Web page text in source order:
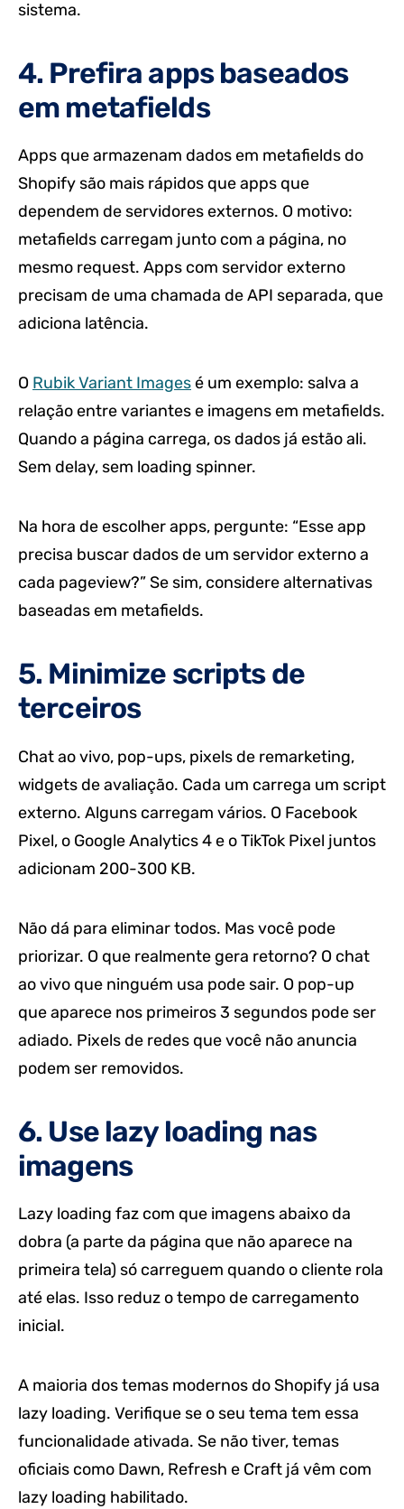
sistema.
4. Prefira apps baseados
em metafields
Apps que armazenam dados em metafields do
Shopify são mais rápidos que apps que
dependem de servidores externos. O motivo:
metafields carregam junto com a página, no
mesmo request. Apps com servidor externo
precisam de uma chamada de API separada, que
adiciona latência.
O Rubik Variant Imagesé um exemplo: salva a
relação entre variantes e imagens em metafields.
Quando a página carrega, os dados já estão ali.
Sem delay, sem loading spinner.
Na hora de escolher apps, pergunte: “Esse app
precisa buscar dados de um servidor externo a
cada pageview?” Se sim, considere alternativas
baseadas em metafields.
5. Minimize scripts de
terceiros
Chat ao vivo, pop-ups, pixels de remarketing,
widgets de avaliação. Cada um carrega um script
externo. Alguns carregam vários. O Facebook
Pixel, o Google Analytics 4 e o TikTok Pixel juntos
adicionam 200-300 KB.
Não dá para eliminar todos. Mas você pode
priorizar. O que realmente gera retorno? O chat
ao vivo que ninguém usa pode sair. O pop-up
que aparece nos primeiros 3 segundos pode ser
adiado. Pixels de redes que você não anuncia
podem ser removidos.
6. Use lazy loading nas
imagens
Lazy loading faz com que imagens abaixo da
dobra (a parte da página que não aparece na
primeira tela) só carreguem quando o cliente rola
até elas. Isso reduz o tempo de carregamento
inicial.
A maioria dos temas modernos do Shopify já usa
lazy loading. Verifique se o seu tema tem essa
funcionalidade ativada. Se não tiver, temas
oficiais como Dawn, Refresh e Craft já vêm com
lazy loading habilitado.